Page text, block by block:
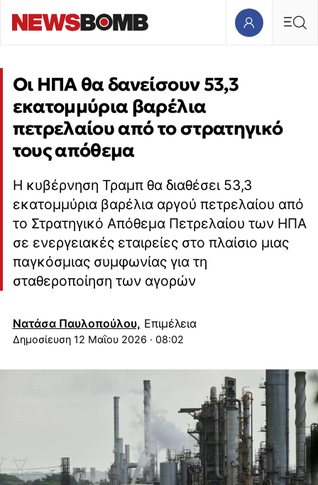
Οι ΗΠΑ θα δανείσουν 53,3
εκατομμύρια βαρέλια
πετρελαίου από το στρατηγικό
τους απόθεμα
Η κυβέρνηση Τραμπ θα διαθέσει 53,3
εκατομμύρια βαρέλια αργού πετρελαίου από
το Στρατηγικό Απόθεμα Πετρελαίου των ΗΠΑ
σε ενεργειακές εταιρείες στο πλαίσιο μιας
παγκόσμιας συμφωνίας για τη
σταθεροποίηση των αγορών
Νατάσα Παυλοπούλου, Επιμέλεια
12 Μαΐου 2026 · 08:02